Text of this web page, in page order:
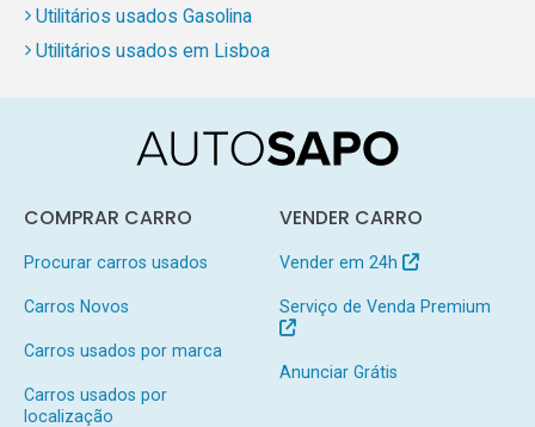
Utilitários usados Gasolina
Utilitários usados em Lisboa
COMPRAR CARRO
Procurar carros usados
Carros Novos
Carros usados por marca
Carros usados por
localização
VENDER CARRO
Vender em 24h
Serviço de Venda Premium
Anunciar Grátis